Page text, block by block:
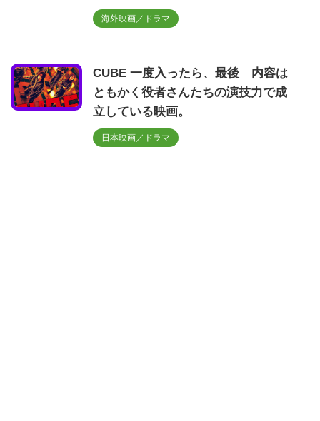
海外映画／ドラマ
CUBE 一度入ったら、最後 内容は
ともかく役者さんたちの演技力で成
立している映画。
日本映画／ドラマ